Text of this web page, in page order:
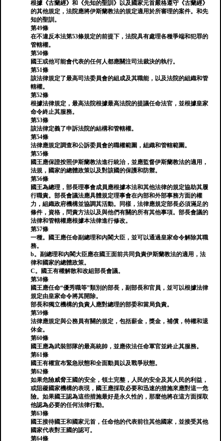
根據《古蘭經》和《先知的聖訓》以及國家元首嚴格遵守《古蘭經》
的其他規定，法院應將伊斯蘭教法的規定適用於所審理的案件。和先
知的聖訓。
第49條
在不違反本法第53條規定的前提下，法院具有處理各種爭端和犯罪的
管轄權。
第50條
國王或他可能會代表的任何人都應關注司法裁決的執行。
第51條
該法律規定了最高司法委員會的組成及其職能，以及法院的組織和管
轄權。
第52條
根據法律規定，最高法院根據最高法院的提議任命法官，並根據皇家
命令終止其服務。
第53條
該法律定義了申訴法院的結構和管轄權。
第54條
法律應規定調查和公訴委員會的職權範圍，組織和管轄範圍。
第55條
國王應保證按照伊斯蘭教法進行統治，並應監督伊斯蘭教法的適用，
法規，國家的總體政策以及對該國的保護和防禦。
第56條
國王為總理，部長理事會成員應根據本法和其他法律的規定協助其履
行職責。部長會議法應具體規定理事會在內部和外部事務方面的權
力，組織政府機構並協調其活動。同樣，法律應規定部長必須滿足的
條件，資格，問責方法以及與他們有關的所有其他事項。部長會議的
法律和管轄權應根據本法律進行修改。
第57條
一種。國王應任命副總理和內閣大臣，並可以通過皇家命令解除其職
務。
b。副總理和內閣大臣應在國王面前共同負責伊斯蘭教法的適用，法
律和國家的總體政策。
C。國王有權解散和改組部長會議。
第58條
國王應任命“優秀職等”類別的部長，副部長和官員，並可以根據法律
規定由皇家命令將其開除。
部長和獨立機構的負責人應對總理的部委和當局負責。
第59條
法律應規定與公務員有關的規定，包括薪金，獎金，補償，特權和退
休金。
第60條
國王應為武裝部隊的最高統帥，並應依法任命軍官並終止其服務。
第61條
國王有權宣布緊急狀態和全面動員以及戰爭狀態。
第62條
如果危險威脅王國的安全，領土完整，人民的安全及其人民的利益，
或阻礙國家機構的表現，國王應採取必要和迅速的措施來應對這一危
險。如果國王認為這些措施最好是永久性的，那麼他將在這方面採取
他認為必要的任何法律行動。
第63條
國王接待國王和國家元首，任命他的代表前往其他國家，並接受其他
國家代表對王國的認可。
第64條